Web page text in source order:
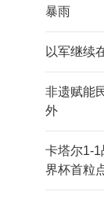
暴雨
以军继续
非遗赋能
外
卡塔尔1-
界杯首粒